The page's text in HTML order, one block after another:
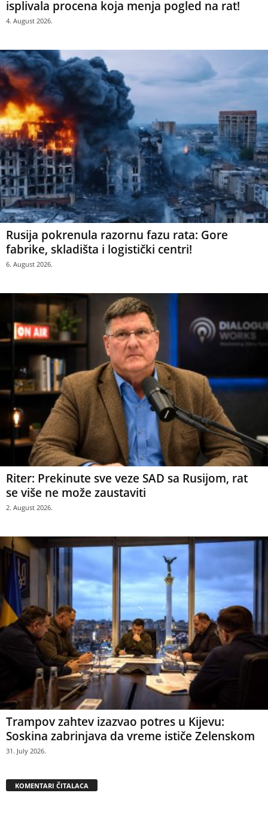
isplivala procena koja menja pogled na rat!
4. August 2026.
Rusija pokrenula razornu fazu rata: Gore
fabrike, skladišta i logistički centri!
6. August 2026.
Riter: Prekinute sve veze SAD sa Rusijom, rat
se više ne može zaustaviti
2. August 2026.
Trampov zahtev izazvao potres u Kijevu:
Soskina zabrinjava da vreme ističe Zelenskom
31. July 2026.
KOMENTARI ČITALACA